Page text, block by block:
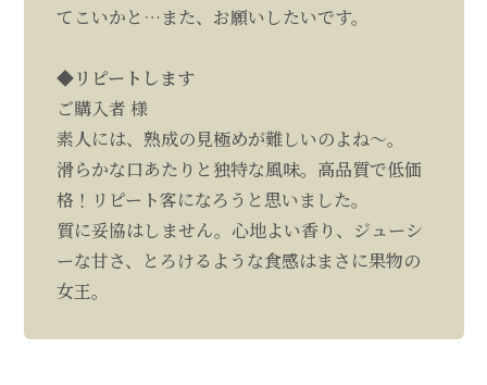
てこいかと…また、お願いしたいです。
◆リピートします
ご購入者 様
素人には、熟成の見極めが難しいのよね～。
滑らかな口あたりと独特な風味。高品質で低価
格！リピート客になろうと思いました。
質に妥協はしません。心地よい香り、ジューシ
ーな甘さ、とろけるような食感はまさに果物の
女王。